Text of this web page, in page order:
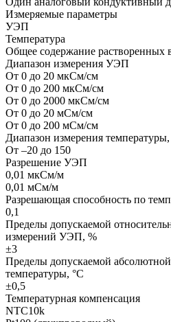
Измеряемые параметры
УЭП
Температура
Общее содержание растворенных
Диапазон измерения УЭП
От 0 до 20 мкСм/см
От 0 до 200 мкСм/см
От 0 до 2000 мкСм/см
От 0 до 20 мСм/см
От 0 до 200 мСм/см
Диапазон измерения
От –20 до 150
Разрешение УЭП
0,01 мкСм/м
0,01 мСм/м
Разрешающая способность по
0,1
Пределы допускаемой
измерений УЭП, %
±3
Пределы допускаемой
температуры, °C
±0,5
Температурная компенсация
NTC10k